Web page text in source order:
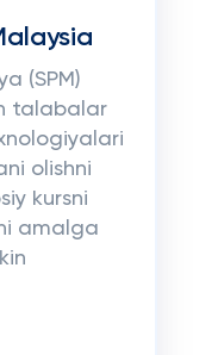
(SPM)
talabalar
olishni
kursni
amalga